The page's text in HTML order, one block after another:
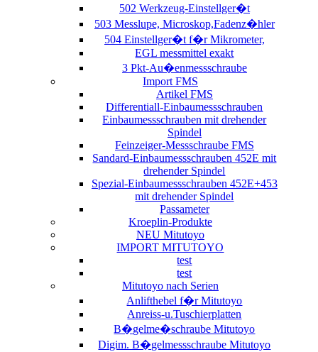
502 Werkzeug-Einstellger�t
503 Messlupe, Microskop,Fadenz�hler
504 Einstellger�t f�r Mikrometer,
EGL messmittel exakt
3 Pkt-Au�enmessschraube
Import FMS
Artikel FMS
Differentiall-Einbaumessschrauben
Einbaumessschrauben mit drehender
Spindel
Feinzeiger-Messschraube FMS
Sandard-Einbaumessschrauben 452E mit
drehender Spindel
Spezial-Einbaumessschrauben 452E+453
mit drehender Spindel
Passameter
Kroeplin-Produkte
NEU Mitutoyo
IMPORT MITUTOYO
test
test
Mitutoyo nach Serien
Anlifthebel f�r Mitutoyo
Anreiss-u.Tuschierplatten
B�gelme�schraube Mitutoyo
Digim. B�gelmessschraube Mitutoyo